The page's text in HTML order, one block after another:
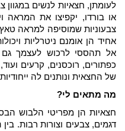
לעומתן, חצאיות לנשים במגוון
או בורדו, יקפיצו את
צבעוניות שמוסיפה למראה
אחיד הן אומנם ניטרליות
אל תהססי לרכוש לעצמך גם
כפתורים, רוכסנים, קרעים
של החצאית ונותנים לה
מה מתאים לי?
חצאיות הן מפריטי הלבוש
דגמים, צבעים וצורות רבות.